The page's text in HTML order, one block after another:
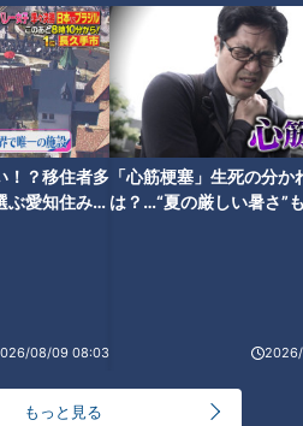
！？移住者多
ぶ愛知住みた
08/09 08:03
「心筋梗塞」生死の分か
は？…“夏の厳しい暑さ”
もっと見る
【切り抜きみてちょ】男性アナ
ウンサーの中でも全国で1，2位
くらい身長が高い？ #松本アナ
#高身長 #アナウンサー
「成長できたのは昨年の経験が
あったから」若き竜の左腕・金
丸夢斗 進化を支える“真逆”の考